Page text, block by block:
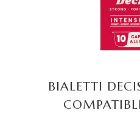
BIALETTI